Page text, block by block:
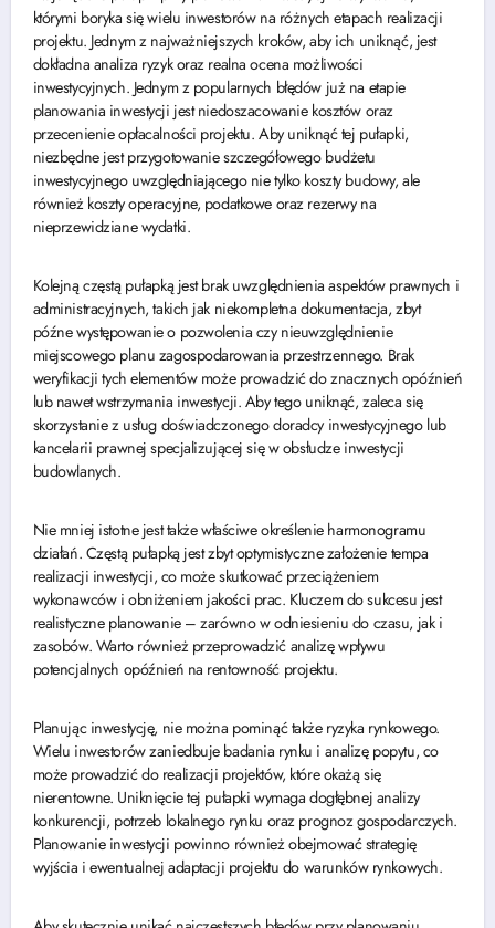
którymi boryka się wielu inwestorów na różnych etapach realizacji
projektu. Jednym z najważniejszych kroków, aby ich uniknąć, jest
dokładna analiza ryzyk oraz realna ocena możliwości
inwestycyjnych. Jednym z popularnych błędów już na etapie
planowania inwestycji jest niedoszacowanie kosztów oraz
przecenienie opłacalności projektu. Aby uniknąć tej pułapki,
niezbędne jest przygotowanie szczegółowego budżetu
inwestycyjnego uwzględniającego nie tylko koszty budowy, ale
również koszty operacyjne, podatkowe oraz rezerwy na
nieprzewidziane wydatki.
Kolejną częstą pułapką jest brak uwzględnienia aspektów prawnych i
administracyjnych, takich jak niekompletna dokumentacja, zbyt
późne występowanie o pozwolenia czy nieuwzględnienie
miejscowego planu zagospodarowania przestrzennego. Brak
weryfikacji tych elementów może prowadzić do znacznych opóźnień
lub nawet wstrzymania inwestycji. Aby tego uniknąć, zaleca się
skorzystanie z usług doświadczonego doradcy inwestycyjnego lub
kancelarii prawnej specjalizującej się w obsłudze inwestycji
budowlanych.
Nie mniej istotne jest także właściwe określenie harmonogramu
działań. Częstą pułapką jest zbyt optymistyczne założenie tempa
realizacji inwestycji, co może skutkować przeciążeniem
wykonawców i obniżeniem jakości prac. Kluczem do sukcesu jest
realistyczne planowanie – zarówno w odniesieniu do czasu, jak i
zasobów. Warto również przeprowadzić analizę wpływu
potencjalnych opóźnień na rentowność projektu.
Planując inwestycję, nie można pominąć także ryzyka rynkowego.
Wielu inwestorów zaniedbuje badania rynku i analizę popytu, co
może prowadzić do realizacji projektów, które okażą się
nierentowne. Uniknięcie tej pułapki wymaga dogłębnej analizy
konkurencji, potrzeb lokalnego rynku oraz prognoz gospodarczych.
Planowanie inwestycji powinno również obejmować strategię
wyjścia i ewentualnej adaptacji projektu do warunków rynkowych.